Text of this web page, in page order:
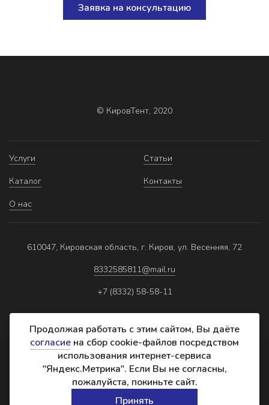
Заявка на консультацию
© КировТент, 2020
Услуги
Каталог
О нас
Статьи
Контакты
610047, Кировская область, г. Киров, ул. Весенняя, 72
8332585811@mail.ru
+7 (8332) 58-58-11
Политика обработки персональных данных
Реквизиты
Создание сайта:
Продолжая работать с этим сайтом, Вы даёте
согласие на сбор cookie-файлов посредством
использования интернет-сервиса
"Яндекс.Метрика". Если Вы не согласны,
пожалуйста, покиньте сайт.
Принять